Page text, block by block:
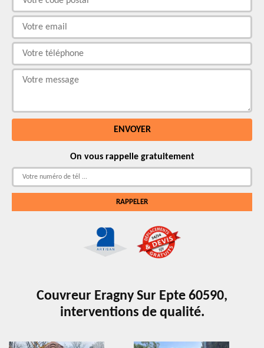
On vous rappelle gratuitement
Couvreur Eragny Sur Epte 60590,
interventions de qualité.